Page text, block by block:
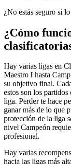
¿No estás seguro si
¿Cómo
Hay varias ligas en
Maestro I hasta
su objetivo final.
estos son los partidos
liga. Perder te hace
ganar más de lo que
protección de la liga
nivel Campeón
profesional.
Hay varias
hacia las ligas más